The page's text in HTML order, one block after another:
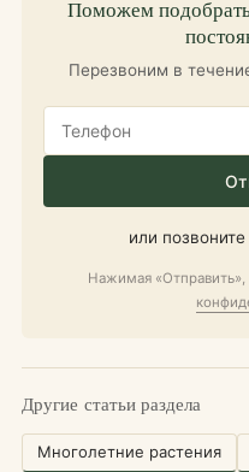
Поможем
Перезвоним в
или позвоните
Нажимая «Отправить»,
Другие статьи раздела
Многолетние растения